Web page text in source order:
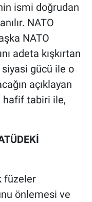
ismi doğrudan
NATO
NATO
adeta kışkırtan
gücü ile o
açıklayan
hafif tabiri ile,
füzeler
önlemesi ve